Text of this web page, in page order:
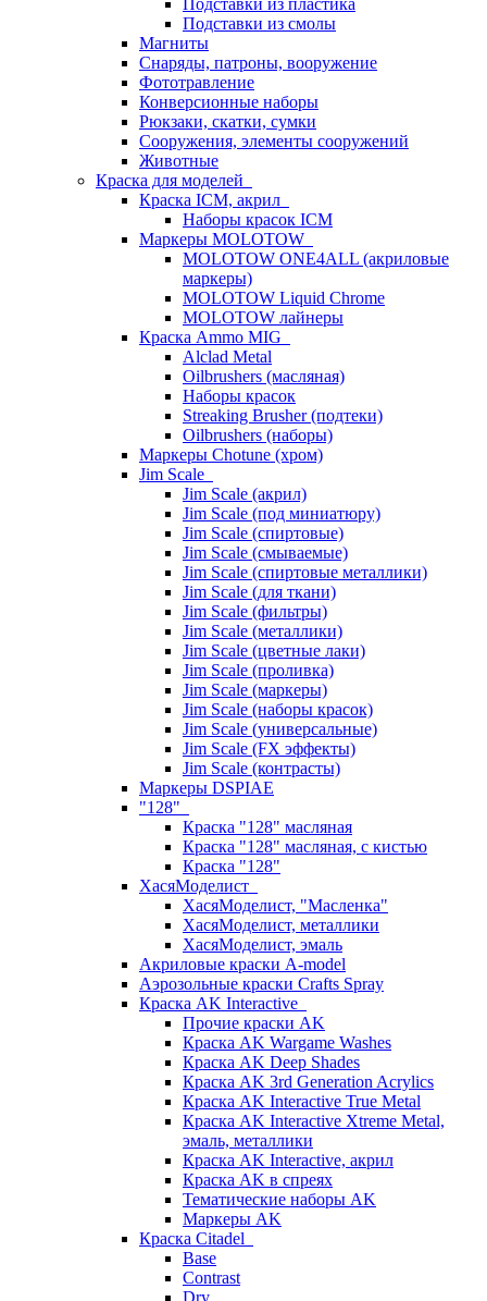
Подставки из пластика
Подставки из смолы
Магниты
Снаряды, патроны, вооружение
Фототравление
Конверсионные наборы
Рюкзаки, скатки, сумки
Сооружения, элементы сооружений
Животные
Краска для моделей
Краска ICM, акрил
Наборы красок ICM
Маркеры MOLOTOW
MOLOTOW ONE4ALL (акриловые
маркеры)
MOLOTOW Liquid Chrome
MOLOTOW лайнеры
Краска Ammo MIG
Alclad Metal
Oilbrushers (масляная)
Наборы красок
Streaking Brusher (подтеки)
Oilbrushers (наборы)
Маркеры Chotune (хром)
Jim Scale
Jim Scale (акрил)
Jim Scale (под миниатюру)
Jim Scale (спиртовые)
Jim Scale (смываемые)
Jim Scale (спиртовые металлики)
Jim Scale (для ткани)
Jim Scale (фильтры)
Jim Scale (металлики)
Jim Scale (цветные лаки)
Jim Scale (проливка)
Jim Scale (маркеры)
Jim Scale (наборы красок)
Jim Scale (универсальные)
Jim Scale (FX эффекты)
Jim Scale (контрасты)
Маркеры DSPIAE
"128"
Краска "128" масляная
Краска "128" масляная, с кистью
Краска "128"
ХасяМоделист
ХасяМоделист, "Масленка"
ХасяМоделист, металлики
ХасяМоделист, эмаль
Акриловые краски A-model
Аэрозольные краски Crafts Spray
Краска AK Interactive
Прочие краски AK
Краска AK Wargame Washes
Краска AK Deep Shades
Краска AK 3rd Generation Acrylics
Краска AK Interactive True Metal
Краска AK Interactive Xtreme Metal,
эмаль, металлики
Краска AK Interactive, акрил
Краска AK в спреях
Тематические наборы AK
Маркеры AK
Краска Citadel
Base
Contrast
Dry